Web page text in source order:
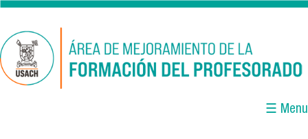
Pasar al contenido principal
☰ Menu